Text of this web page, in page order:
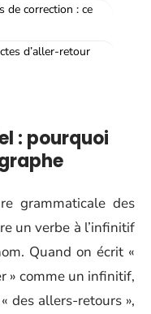
de correction : ce
d’aller-retour
: pourquoi
grammaticale des
un verbe à l’infinitif
Quand on écrit «
» comme un infinitif,
des allers-retours »,